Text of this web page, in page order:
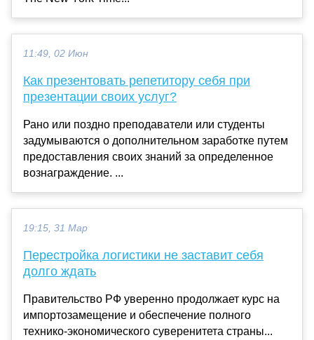
11:49, 02 Июн
Как презентовать репетитору себя при
презентации своих услуг?
Рано или поздно преподаватели или студенты
задумываются о дополнительном заработке путем
предоставления своих знаний за определенное
вознаграждение. ...
19:15, 31 Мар
Перестройка логистики не заставит себя
долго ждать
Правительство РФ уверенно продолжает курс на
импортозамещение и обеспечение полного
технико-экономического суверенитета страны...